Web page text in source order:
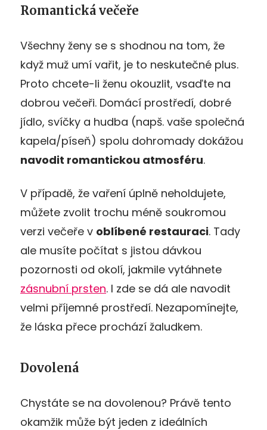
Romantická večeře
Všechny ženy se s shodnou na tom, že
když muž umí vařit, je to neskutečné plus.
Proto chcete-li ženu okouzlit, vsaďte na
dobrou večeři. Domácí prostředí, dobré
jídlo, svíčky a hudba (napš. vaše společná
kapela/píseň) spolu dohromady dokážou
navodit romantickou atmosféru.
V případě, že vaření úplně neholdujete,
můžete zvolit trochu méně soukromou
verzi večeře v oblíbené restauraci. Tady
ale musíte počítat s jistou dávkou
pozornosti od okolí, jakmile vytáhnete
zásnubní prsten. I zde se dá ale navodit
velmi příjemné prostředí. Nezapomínejte,
že láska přece prochází žaludkem.
Dovolená
Chystáte se na dovolenou? Právě tento
okamžik může být jeden z ideálních